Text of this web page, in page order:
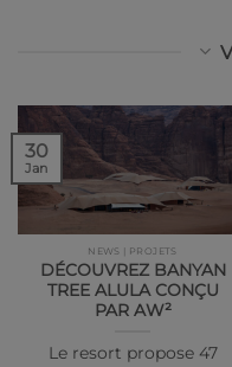
NEWS | PROJETS
DÉCOUVREZ BANYAN
TREE ALULA CONÇU
PAR AW²
Le resort propose 47
30
Jan